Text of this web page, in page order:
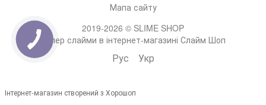
Мапа сайту
2019-2026 © SLIME SHOP
Супер слайми в інтернет-магазині Слайм Шоп
Рус Укр
Інтернет-магазин створений з Хорошоп